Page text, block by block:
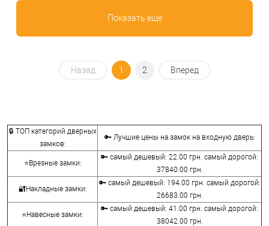
Показать еще
Назад 1 2 Вперед
🔒 ТОП категорий дверных
замков:
🔑 Лучшие цены на замок на входную дверь:
⭐Врезные замки:
🔑 самый дешевый: 22.00 грн. самый дорогой:
37840.00 грн.
🔐Накладные замки:
🔑 самый дешевый: 194.00 грн. самый дорогой:
26683.00 грн.
⭐Навесные замки:
🔑 самый дешевый: 41.00 грн. самый дорогой:
38042.00 грн.